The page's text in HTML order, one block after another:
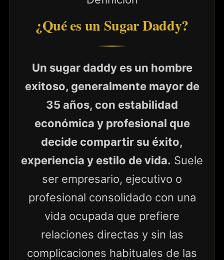
¿Qué es un Sugar Daddy?
Un sugar daddy es un hombre
exitoso, generalmente mayor de
35 años, con estabilidad
económica y profesional que
decide compartir su éxito,
experiencia y estilo de vida. Suele
ser empresario, ejecutivo o
profesional consolidado con una
vida ocupada que prefiere
relaciones directas y sin las
complicaciones habituales de las